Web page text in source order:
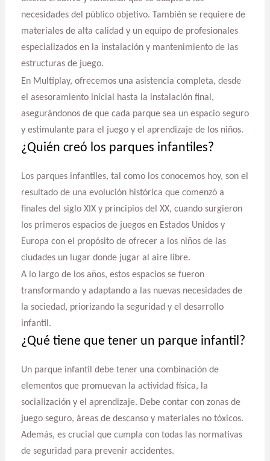
necesidades del público objetivo. También se requiere de
materiales de alta calidad y un equipo de profesionales
especializados en la instalación y mantenimiento de las
estructuras de juego.
En Multiplay, ofrecemos una asistencia completa, desde
el asesoramiento inicial hasta la instalación final,
asegurándonos de que cada parque sea un espacio seguro
y estimulante para el juego y el aprendizaje de los niños.
¿Quién creó los parques infantiles?
Los parques infantiles, tal como los conocemos hoy, son el
resultado de una evolución histórica que comenzó a
finales del siglo XIX y principios del XX, cuando surgieron
los primeros espacios de juegos en Estados Unidos y
Europa con el propósito de ofrecer a los niños de las
ciudades un lugar donde jugar al aire libre.
A lo largo de los años, estos espacios se fueron
transformando y adaptando a las nuevas necesidades de
la sociedad, priorizando la seguridad y el desarrollo
infantil.
¿Qué tiene que tener un parque infantil?
Un parque infantil debe tener una combinación de
elementos que promuevan la actividad física, la
socialización y el aprendizaje. Debe contar con zonas de
juego seguro, áreas de descanso y materiales no tóxicos.
Además, es crucial que cumpla con todas las normativas
de seguridad para prevenir accidentes.